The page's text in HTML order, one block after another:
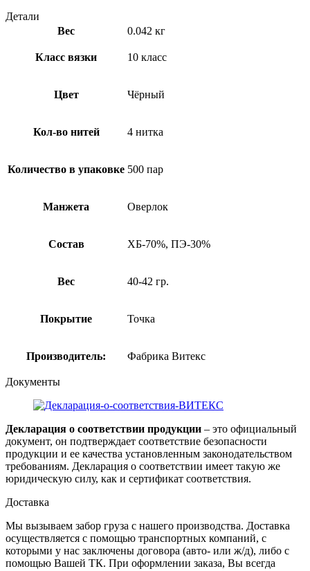
Детали
Вес
0.042 кг
Класс вязки 10 класс
Цвет Чёрный
Кол-во нитей 4 нитка
Количество в упаковке 500 пар
Манжета Оверлок
Состав ХБ-70%, ПЭ-30%
Вес 40-42 гр.
Покрытие Точка
Производитель: Фабрика Витекс
Документы
Декларация о соответствии продукции – это официальный
документ, он подтверждает соответствие безопасности
продукции и ее качества установленным законодательством
требованиям. Декларация о соответствии имеет такую же
юридическую силу, как и сертификат соответствия.
Доставка
Мы вызываем забор груза с нашего производства. Доставка
осуществляется с помощью транспортных компаний, с
которыми у нас заключены договора (авто- или ж/д), либо с
помощью Вашей ТК. При оформлении заказа, Вы всегда